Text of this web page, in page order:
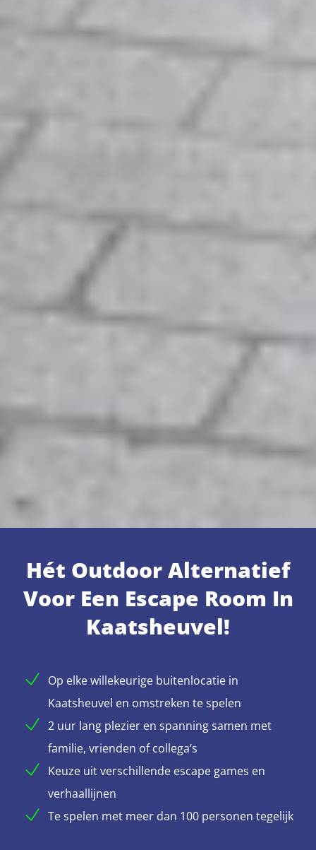
Hét Outdoor Alternatief
Voor Een Escape Room In
Kaatsheuvel!
Op elke willekeurige buitenlocatie in
Kaatsheuvel en omstreken te spelen
2 uur lang plezier en spanning samen met
familie, vrienden of collega’s
Keuze uit verschillende escape games en
verhaallijnen
Te spelen met meer dan 100 personen tegelijk